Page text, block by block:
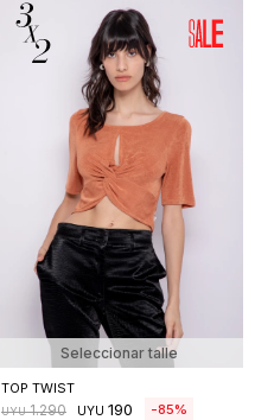
Seleccionar talle
TOP TWIST
UYU 1.290 UYU 190 85